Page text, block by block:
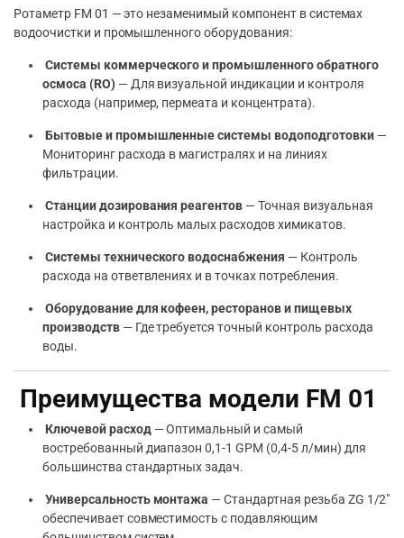
Ротаметр FM 01 — это незаменимый компонент в системах
водоочистки и промышленного оборудования:
Системы коммерческого и промышленного обратного
осмоса (RO)— Для визуальной индикации и контроля
расхода (например, пермеата и концентрата).
Бытовые и промышленные системы водоподготовки—
Мониторинг расхода в магистралях и на линиях
фильтрации.
Станции дозирования реагентов — Точная визуальная
настройка и контроль малых расходов химикатов.
Системы технического водоснабжения — Контроль
расхода на ответвлениях и в точках потребления.
Оборудование для кофеен, ресторанов и пищевых
производств— Где требуется точный контроль расхода
воды.
Преимущества модели FM 01
Ключевой расход— Оптимальный и самый
востребованный диапазон 0,1-1 GPM (0,4-5 л/мин) для
большинства стандартных задач.
Универсальность монтажа — Стандартная резьба ZG 1/2″
обеспечивает совместимость с подавляющим